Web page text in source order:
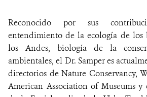
Reconocido por sus
entendimiento de la ecología de los
los Andes, biología de la
ambientales, el Dr. Samper es
directorios de Nature Conservancy,
American Association of Museums